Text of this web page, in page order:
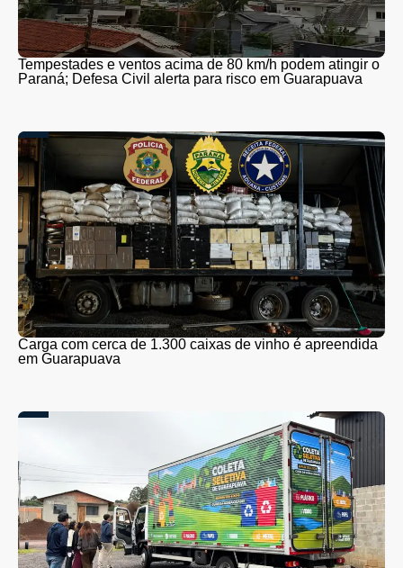
Tempestades e ventos acima de 80 km/h podem atingir o
Paraná; Defesa Civil alerta para risco em Guarapuava
Carga com cerca de 1.300 caixas de vinho é apreendida
em Guarapuava